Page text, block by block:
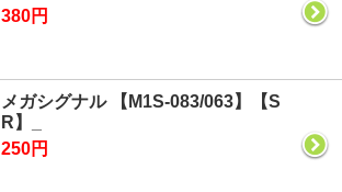
380円
メガシグナル 【M1S-083/063】【S
R】_
250円